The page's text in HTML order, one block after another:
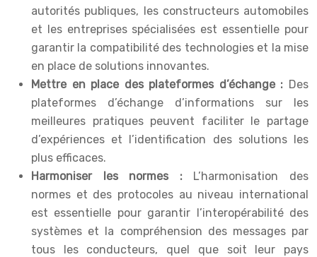
autorités publiques, les constructeurs automobiles
et les entreprises spécialisées est essentielle pour
garantir la compatibilité des technologies et la mise
en place de solutions innovantes.
Mettre en place des plateformes d’échange : Des
plateformes d’échange d’informations sur les
meilleures pratiques peuvent faciliter le partage
d’expériences et l’identification des solutions les
plus efficaces.
Harmoniser les normes : L’harmonisation des
normes et des protocoles au niveau international
est essentielle pour garantir l’interopérabilité des
systèmes et la compréhension des messages par
tous les conducteurs, quel que soit leur pays